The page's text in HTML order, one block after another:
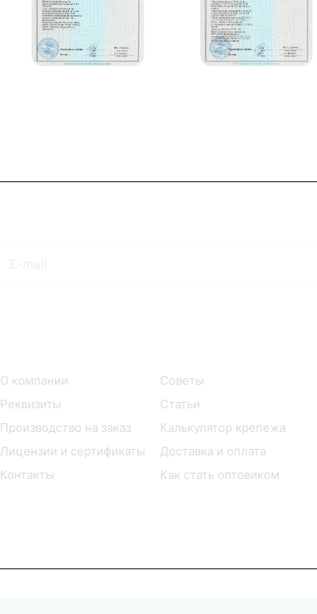
О компании
Реквизиты
Производство на заказ
Лицензии и сертификаты
Контакты
Советы
Статьи
Калькулятор крепежа
Доставка и оплата
Как стать оптовиком